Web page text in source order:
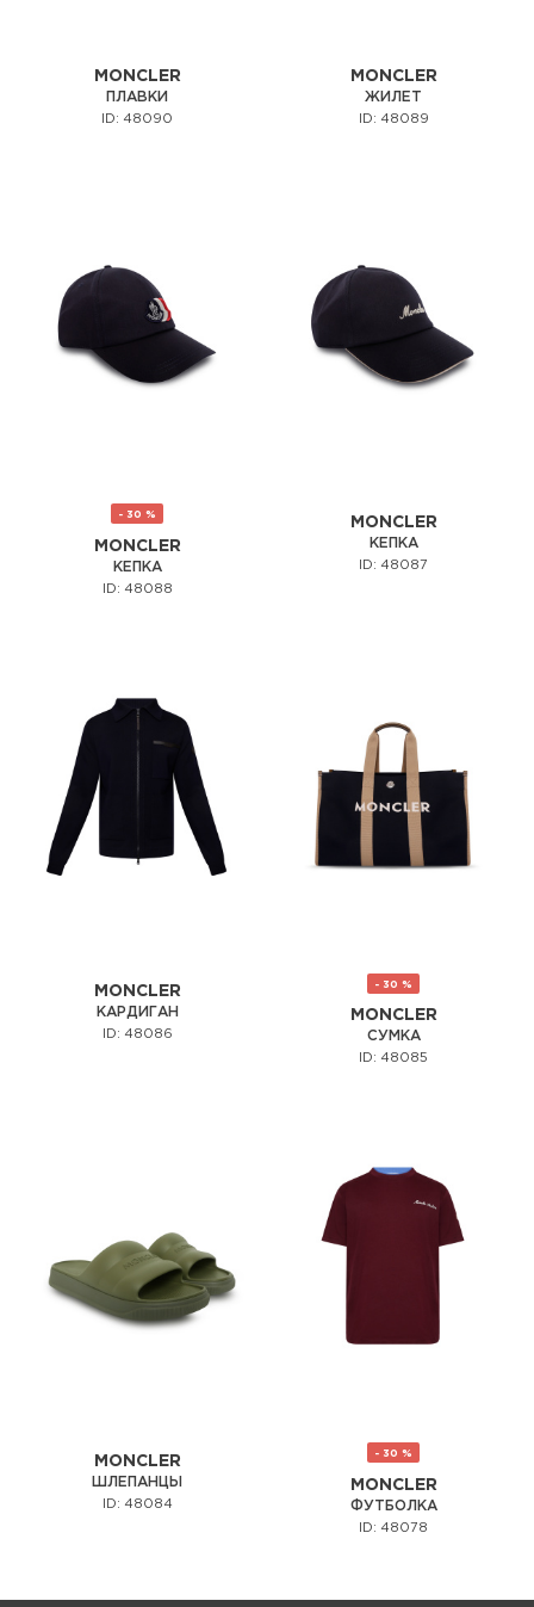
MONCLER
ПЛАВКИ
ID: 48090
MONCLER
ЖИЛЕТ
ID: 48089
- 30 %
MONCLER
КЕПКА
ID: 48088
MONCLER
КЕПКА
ID: 48087
MONCLER
КАРДИГАН
ID: 48086
- 30 %
MONCLER
СУМКА
ID: 48085
MONCLER
ШЛЕПАНЦЫ
ID: 48084
- 30 %
MONCLER
ФУТБОЛКА
ID: 48078